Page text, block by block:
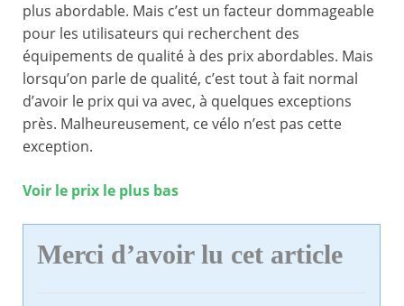
plus abordable. Mais c’est un facteur dommageable
pour les utilisateurs qui recherchent des
équipements de qualité à des prix abordables. Mais
lorsqu’on parle de qualité, c’est tout à fait normal
d’avoir le prix qui va avec, à quelques exceptions
près. Malheureusement, ce vélo n’est pas cette
exception.
Voir le prix le plus bas
Merci d’avoir lu cet article